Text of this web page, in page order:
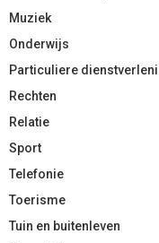
Muziek
Onderwijs
Particuliere
Rechten
Relatie
Sport
Telefonie
Toerisme
Tuin en buitenleven